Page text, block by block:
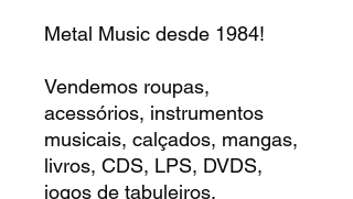
Metal Music desde 1984!
Vendemos roupas,
acessórios, instrumentos
musicais, calçados, mangas,
livros, CDS, LPS, DVDS,
jogos de tabuleiros,